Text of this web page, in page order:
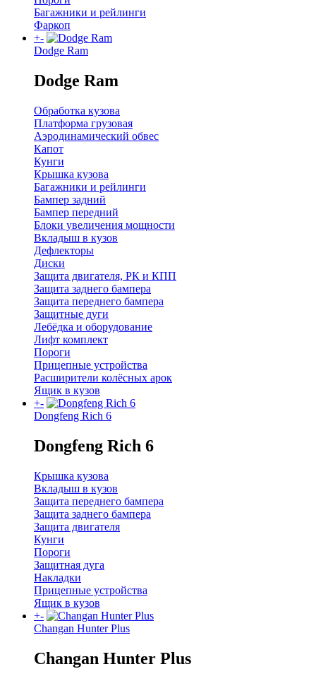
Багажники и рейлинги
Фаркоп
+-
Dodge Ram
Dodge Ram
Обработка кузова
Платформа грузовая
Аэродинамический обвес
Капот
Кунги
Крышка кузова
Багажники и рейлинги
Бампер задний
Бампер передний
Блоки увеличения мощности
Вкладыш в кузов
Дефлекторы
Диски
Защита двигателя, РК и КПП
Защита заднего бампера
Защита переднего бампера
Защитные дуги
Лебёдка и оборудование
Лифт комплект
Пороги
Прицепные устройства
Расширители колёсных арок
Ящик в кузов
+-
Dongfeng Rich 6
Dongfeng Rich 6
Крышка кузова
Вкладыш в кузов
Защита переднего бампера
Защита заднего бампера
Защита двигателя
Кунги
Пороги
Защитная дуга
Накладки
Прицепные устройства
Ящик в кузов
+-
Changan Hunter Plus
Changan Hunter Plus